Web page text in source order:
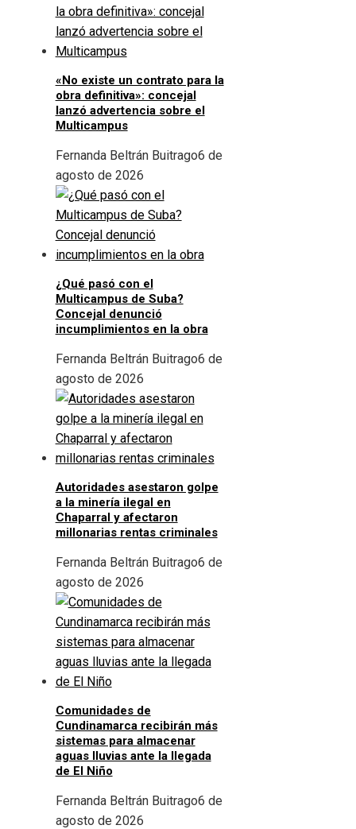
«No existe un contrato para la
obra definitiva»: concejal
lanzó advertencia sobre el
Multicampus
Fernanda Beltrán Buitrago6 de
agosto de 2026
¿Qué pasó con el
Multicampus de Suba?
Concejal denunció
incumplimientos en la obra
Fernanda Beltrán Buitrago6 de
agosto de 2026
Autoridades asestaron golpe
a la minería ilegal en
Chaparral y afectaron
millonarias rentas criminales
Fernanda Beltrán Buitrago6 de
agosto de 2026
Comunidades de
Cundinamarca recibirán más
sistemas para almacenar
aguas lluvias ante la llegada
de El Niño
Fernanda Beltrán Buitrago6 de
agosto de 2026